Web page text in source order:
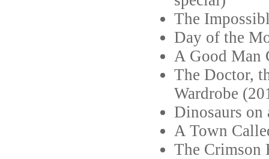
The
Day of the
A Good Man
The Doctor,
Wardrobe
Dinosaurs on
A Town
The Crimson